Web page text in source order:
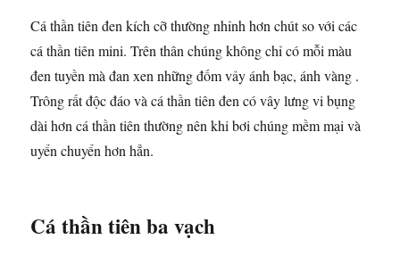
Cá thần tiên đen kích cỡ thường nhỉnh hơn chút so với các
cá thần tiên mini. Trên thân chúng không chỉ có mỗi màu
đen tuyền mà đan xen những đốm vảy ánh bạc, ánh vàng .
Trông rất độc đáo và cá thần tiên đen có vây lưng vi bụng
dài hơn cá thần tiên thường nên khi bơi chúng mềm mại và
uyển chuyển hơn hẳn.
Cá thần tiên ba vạch